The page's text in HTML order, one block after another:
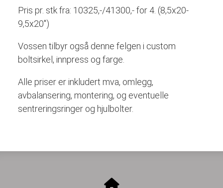
Pris pr. stk fra: 10325,-/41300,- for 4. (8,5x20-
9,5x20")
Vossen tilbyr også denne felgen i custom
boltsirkel, innpress og farge.
Alle priser er inkludert mva, omlegg,
avbalansering, montering, og eventuelle
sentreringsringer og hjulbolter.